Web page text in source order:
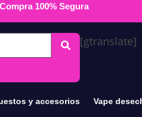
Compra 100% Segura
[gtranslate]
y accesorios Vape